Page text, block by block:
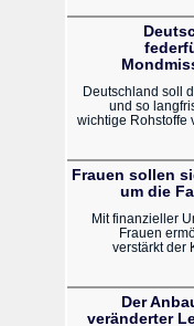
Deutschland soll
und so
wichtige Rohstoffe
Frauen sollen
um die
Mit finanzieller
Frauen
verstärkt der
Der
veränderter